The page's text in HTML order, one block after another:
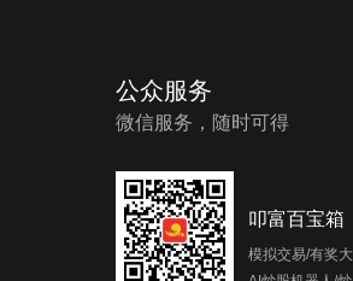
公众服务
微信服务，随时可得
叩富百宝箱
模拟交易/有奖